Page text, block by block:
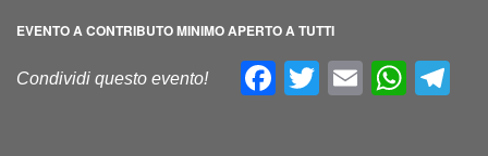
EVENTO A CONTRIBUTO MINIMO APERTO A TUTTI
Condividi questo evento! Facebook
Twitter
Email